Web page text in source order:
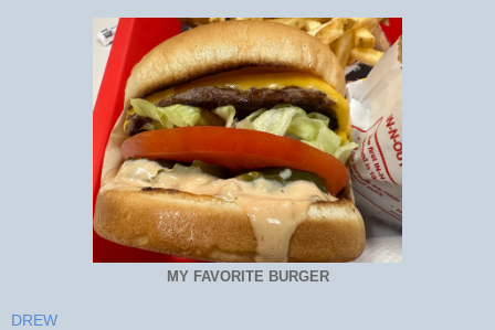
MY FAVORITE BURGER
DREW